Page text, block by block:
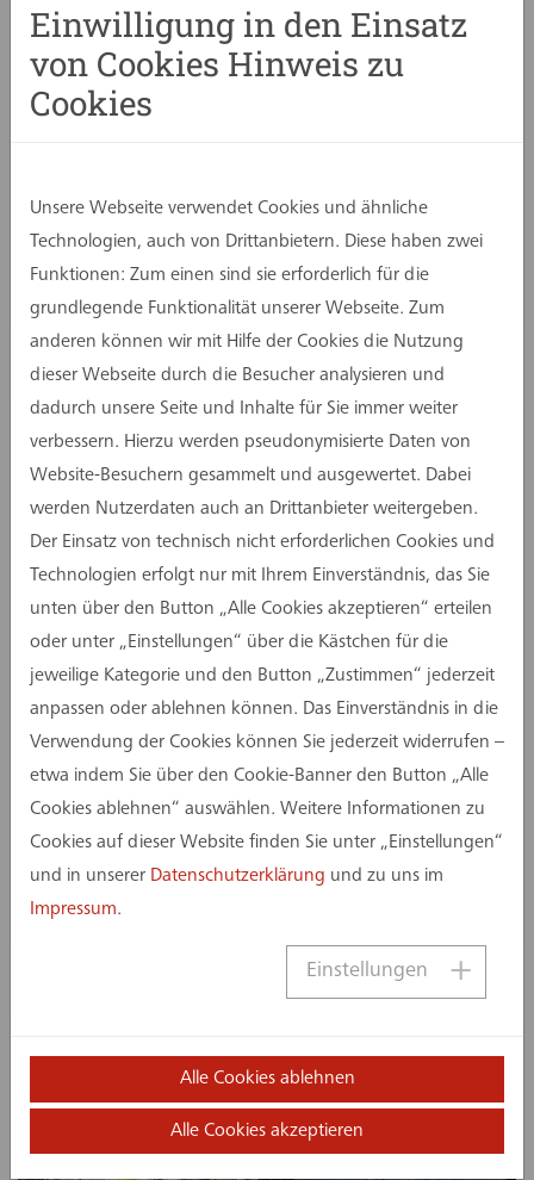
08. Februar 2024
Bauleistungen erfolgt
06. Februar 2024
Zentrum für Logistik und IT
entsteht: Technologietransfer
beschleunigen
Einwilligung in den Einsatz
von Cookies Hinweis zu
Cookies
Unsere Webseite verwendet Cookies und ähnliche
Technologien, auch von Drittanbietern. Diese haben zwei
Funktionen: Zum einen sind sie erforderlich für die
grundlegende Funktionalität unserer Webseite. Zum
anderen können wir mit Hilfe der Cookies die Nutzung
dieser Webseite durch die Besucher analysieren und
dadurch unsere Seite und Inhalte für Sie immer weiter
verbessern. Hierzu werden pseudonymisierte Daten von
Website-Besuchern gesammelt und ausgewertet. Dabei
werden Nutzerdaten auch an Drittanbieter weitergeben.
Der Einsatz von technisch nicht erforderlichen Cookies und
Technologien erfolgt nur mit Ihrem Einverständnis, das Sie
unten über den Button „Alle Cookies akzeptieren“ erteilen
oder unter „Einstellungen“ über die Kästchen für die
jeweilige Kategorie und den Button „Zustimmen“ jederzeit
anpassen oder ablehnen können. Das Einverständnis in die
Verwendung der Cookies können Sie jederzeit widerrufen –
etwa indem Sie über den Cookie-Banner den Button „Alle
Cookies ablehnen“ auswählen. Weitere Informationen zu
Cookies auf dieser Website finden Sie unter „Einstellungen“
und in unserer Datenschutzerklärung und zu uns im
Impressum.
Einstellungen
Alle Cookies ablehnen
Alle Cookies akzeptieren